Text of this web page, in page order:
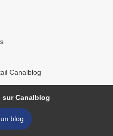
Canalblog
sur Canalblog
blog